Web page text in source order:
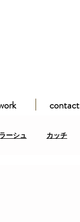
contact
ーシュ カッチ